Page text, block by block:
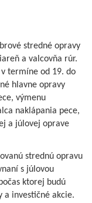
stredné opravy
a valcovňa rúr.
termíne od 19. do
hlavne opravy
výmenu
naklápania pece,
a júlovej oprave
strednú opravu
s júlovou
ktorej budú
a investičné akcie.